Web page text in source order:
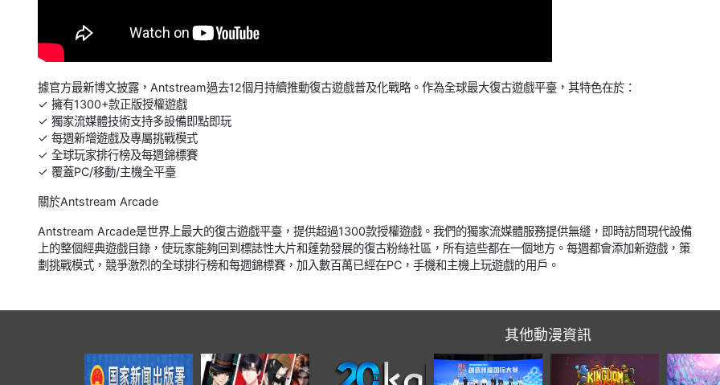
據官方最新博文披露，Antstream過去12個月持續推動復古遊戲普及化戰略。作為全球最大復古遊戲平臺，其特色在於：
✓ 擁有1300+款正版授權遊戲
✓ 獨家流媒體技術支持多設備即點即玩
✓ 每週新增遊戲及專屬挑戰模式
✓ 全球玩家排行榜及每週錦標賽
✓ 覆蓋PC/移動/主機全平臺
關於Antstream Arcade
Antstream Arcade是世界上最大的復古遊戲平臺，提供超過1300款授權遊戲。我們的獨家流媒體服務提供無縫，即時訪問現代設備
上的整個經典遊戲目錄，使玩家能夠回到標誌性大片和蓬勃發展的復古粉絲社區，所有這些都在一個地方。每週都會添加新遊戲，策
劃挑戰模式，競爭激烈的全球排行榜和每週錦標賽，加入數百萬已經在PC，手機和主機上玩遊戲的用戶。
其他動漫資訊